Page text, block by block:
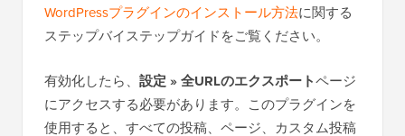
WordPressプラグインのインストール方法に関する
ステップバイステップガイドをご覧ください。
有効化したら、 設定 » 全URLのエクスポートページ
にアクセスする必要があります。このプラグインを
使用すると、すべての投稿、ページ、カスタム投稿